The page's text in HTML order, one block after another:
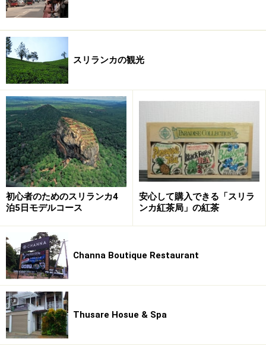
※上記データは記事公開時点のものです。
※記事内容は執筆時点のものです。最新の内容をご確認くださ
い。
※海外を訪れる際には最新情報の入手に努め、「
ホームページ」を確認するなど、安全確保に十分注意を払ってく
ださい。
スリランカの観光
初心者のためのスリランカ4
泊5日モデルコース
安心して購入できる「スリラ
ンカ紅茶局」の紅茶
Channa Boutique Restaurant
Thusare Hosue & Spa